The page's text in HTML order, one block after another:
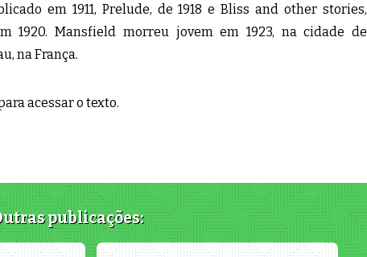
em 1911, Prelude, de 1918 e Bliss and other stories,
1920. Mansfield morreu jovem em 1923, na cidade de
na França.
acessar o texto.
publicações: